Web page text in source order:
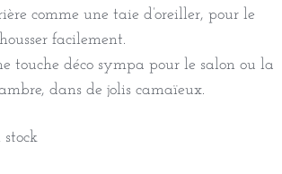
comme une taie d’oreiller, pour le
facilement.
touche déco sympa pour le salon ou la
dans de jolis camaïeux.
stock